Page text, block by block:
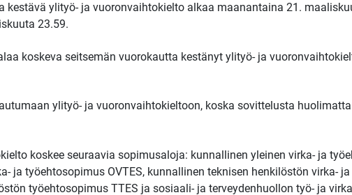
kestävä ylityö- ja vuoronvaihtokielto alkaa maanantaina 21.
23.59.
koskeva seitsemän vuorokautta kestänyt ylityö- ja
ylityö- ja vuoronvaihtokieltoon, koska sovittelusta
koskee seuraavia sopimusaloja: kunnallinen yleinen virka- ja
ja työehtosopimus OVTES, kunnallinen teknisen henkilöstön virka-
työehtosopimus TTES ja sosiaali- ja terveydenhuollon työ- ja